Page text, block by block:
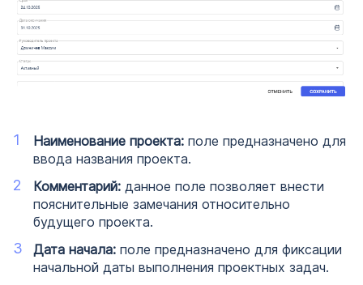
Наименование проекта: поле предназначено для
ввода названия проекта.
Комментарий: данное поле позволяет внести
пояснительные замечания относительно
будущего проекта.
Дата начала: поле предназначено для фиксации
начальной даты выполнения проектных задач.